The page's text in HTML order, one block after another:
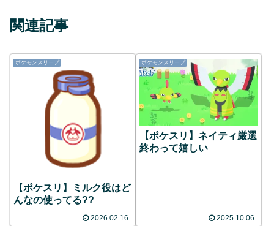
関連記事
ポケモンスリープ
【ポケスリ】ミルク役はど
んなの使ってる??
2026.02.16
ポケモンスリープ
【ポケスリ】ネイティ厳選
終わって嬉しい
2025.10.06